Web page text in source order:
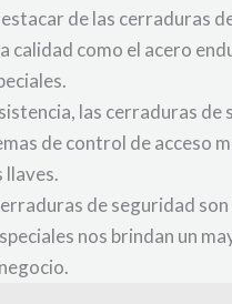
de las cerraduras
calidad como el acero
las cerraduras
de control de acceso
llaves.
de seguridad
nos brindan un